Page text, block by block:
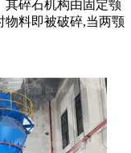
其碎石机构由固定颚
物料即被破碎,当两颚